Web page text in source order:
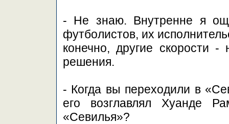
- Не знаю. Внутренне я
футболистов, их
конечно, другие скорости
решения.
- Когда вы переходили в
его возглавлял Хуанде
«Севилья»?